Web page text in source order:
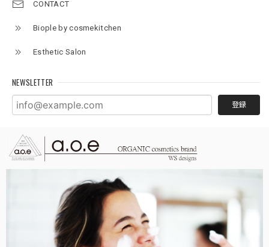
CONTACT
Biople by cosmekitchen
Esthetic Salon
NEWSLETTER
登録